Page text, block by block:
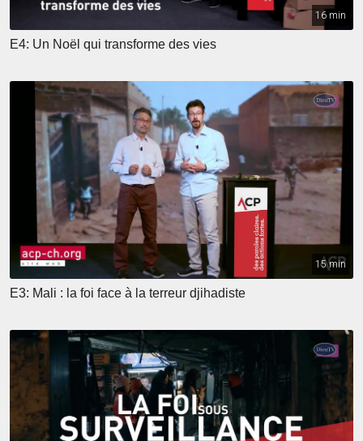
16 min
E4: Un Noël qui transforme des vies
15 min
E3: Mali : la foi face à la terreur djihadiste